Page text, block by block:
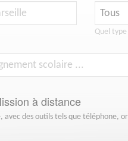
Quel
à distance
avec des outils tels que téléphone,